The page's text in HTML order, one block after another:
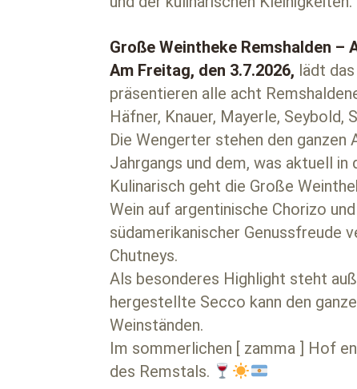
Große Weintheke Remshalden –
Am Freitag, den 3.7.2026, lädt
präsentieren alle acht
Häfner, Knauer, Mayerle, Seybold,
Die Wengerter stehen den ganzen
Jahrgangs und dem, was aktuell in
Kulinarisch geht die Große
Wein auf argentinische Chorizo
südamerikanischer Genussfreude
Chutneys.
Als besonderes Highlight steht
hergestellte Secco kann den
Weinständen.
Im sommerlichen [ zamma ] Hof
des Remstals.